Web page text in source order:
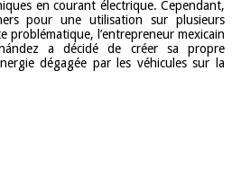
en courant électrique. Cependant,
pour une utilisation sur plusieurs
problématique, l’entrepreneur mexicain
a décidé de créer sa propre
dégagée par les véhicules sur la